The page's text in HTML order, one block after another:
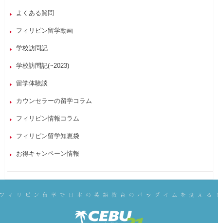
よくある質問
フィリピン留学動画
学校訪問記
学校訪問記(~2023)
留学体験談
カウンセラーの留学コラム
フィリピン情報コラム
フィリピン留学知恵袋
お得キャンペーン情報